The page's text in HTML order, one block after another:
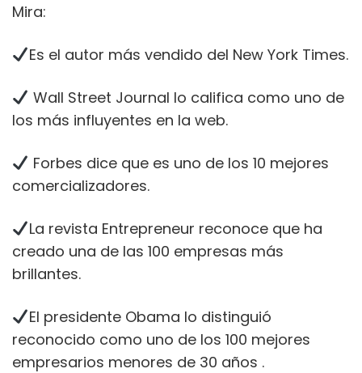
Mira:
Es el autor más vendido del New York Times.
Wall Street Journal lo califica como uno de
los más influyentes en la web.
Forbes dice que es uno de los 10 mejores
comercializadores.
La revista Entrepreneur reconoce que ha
creado una de las 100 empresas más
brillantes.
El presidente Obama lo distinguió
reconocido como uno de los 100 mejores
empresarios menores de 30 años .